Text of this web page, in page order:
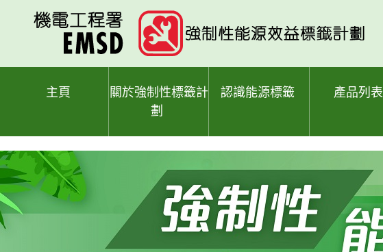
主頁
關於強制性標籤計
劃
認識能源標籤 產品列表